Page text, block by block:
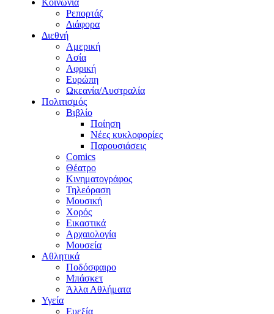
Κοινωνία
Ρεπορτάζ
Διάφορα
Διεθνή
Αμερική
Ασία
Αφρική
Ευρώπη
Ωκεανία/Αυστραλία
Πολιτισμός
Βιβλίο
Ποίηση
Νέες κυκλοφορίες
Παρουσιάσεις
Comics
Θέατρο
Κινηματογράφος
Τηλεόραση
Μουσική
Χορός
Εικαστικά
Αρχαιολογία
Μουσεία
Αθλητικά
Ποδόσφαιρο
Μπάσκετ
Άλλα Αθλήματα
Υγεία
Ευεξία